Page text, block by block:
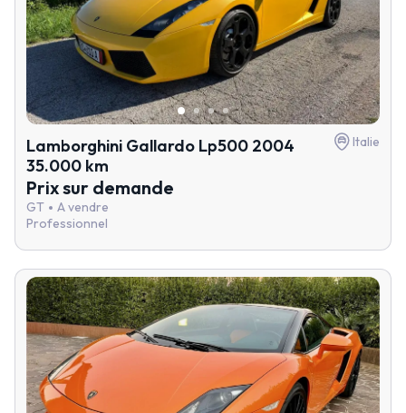
Lamborghini Gallardo Lp500 2004
35.000 km
Italie
Prix sur demande
GT
A vendre
Professionnel